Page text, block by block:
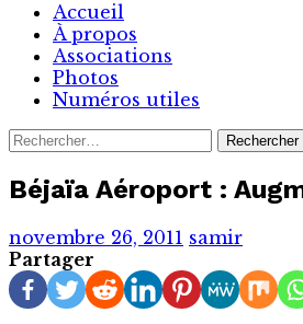
Accueil
À propos
Associations
Photos
Numéros utiles
Rechercher :
Béjaïa Aéroport :
novembre 26, 2011 samir
Partager